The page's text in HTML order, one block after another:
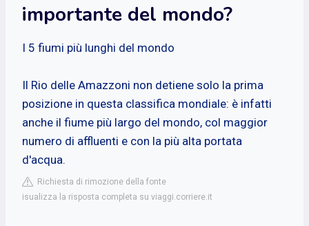
importante del mondo?
I 5 fiumi più lunghi del mondo
Il Rio delle Amazzoni non detiene solo la prima
posizione in questa classifica mondiale: è infatti
anche il fiume più largo del mondo, col maggior
numero di affluenti e con la più alta portata
d'acqua.
Richiesta di rimozione della fonte
isualizza la risposta completa su viaggi.corriere.it